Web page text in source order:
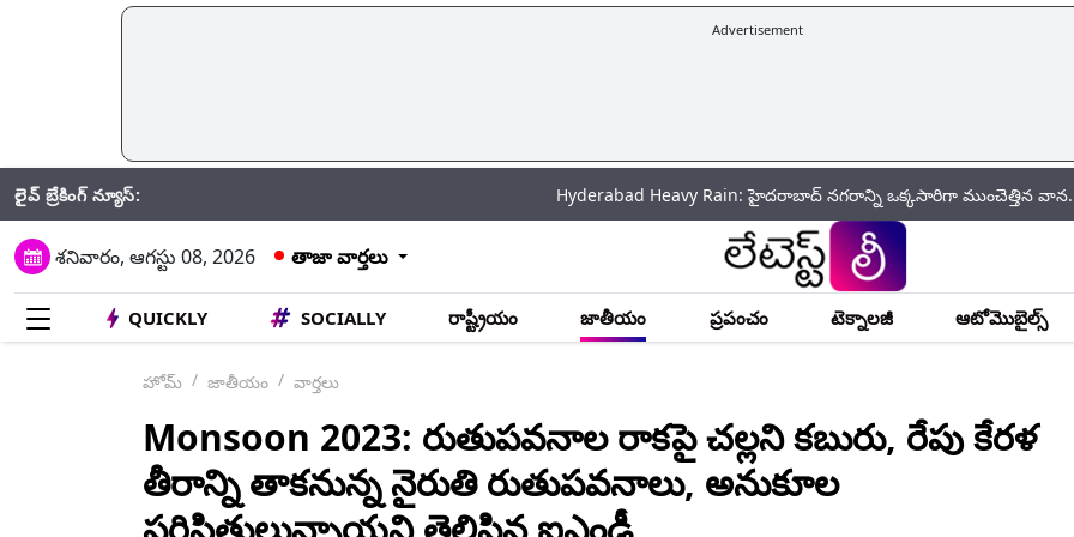
Advertisement
లైవ్ బ్రేకింగ్ న్యూస్: Hyderabad Heavy Rain: హైదరాబాద్‌ నగరాన్ని ఒక్కసారిగా ముంచెత్తిన వాన.. పలు
శనివారం, ఆగస్టు 08, 2026 తాజా వార్తలు
QUICKLY SOCIALLY రాష్ట్రీయం జాతీయం ప్రపంచం టెక్నాలజీ ఆటోమొబైల్స్
హోమ్ జాతీయం వార్తలు
Monsoon 2023: రుతుపవనాల రాకపై చల్లని కబురు, రేపు కేరళ
తీరాన్ని తాకనున్న నైరుతి రుతుపవనాలు, అనుకూల